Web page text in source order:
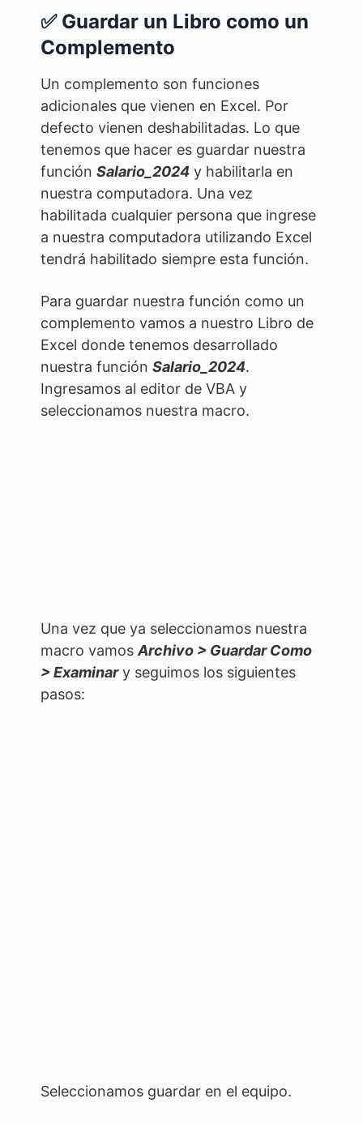
✅ Guardar un Libro como un
Complemento
Un complemento son funciones
adicionales que vienen en Excel. Por
defecto vienen deshabilitadas. Lo que
tenemos que hacer es guardar nuestra
función Salario_2024 y habilitarla en
nuestra computadora. Una vez
habilitada cualquier persona que ingrese
a nuestra computadora utilizando Excel
tendrá habilitado siempre esta función.
Para guardar nuestra función como un
complemento vamos a nuestro Libro de
Excel donde tenemos desarrollado
nuestra función Salario_2024.
Ingresamos al editor de VBA y
seleccionamos nuestra macro.
Una vez que ya seleccionamos nuestra
macro vamos Archivo > Guardar Como
> Examinary seguimos los siguientes
pasos:
Seleccionamos guardar en el equipo.